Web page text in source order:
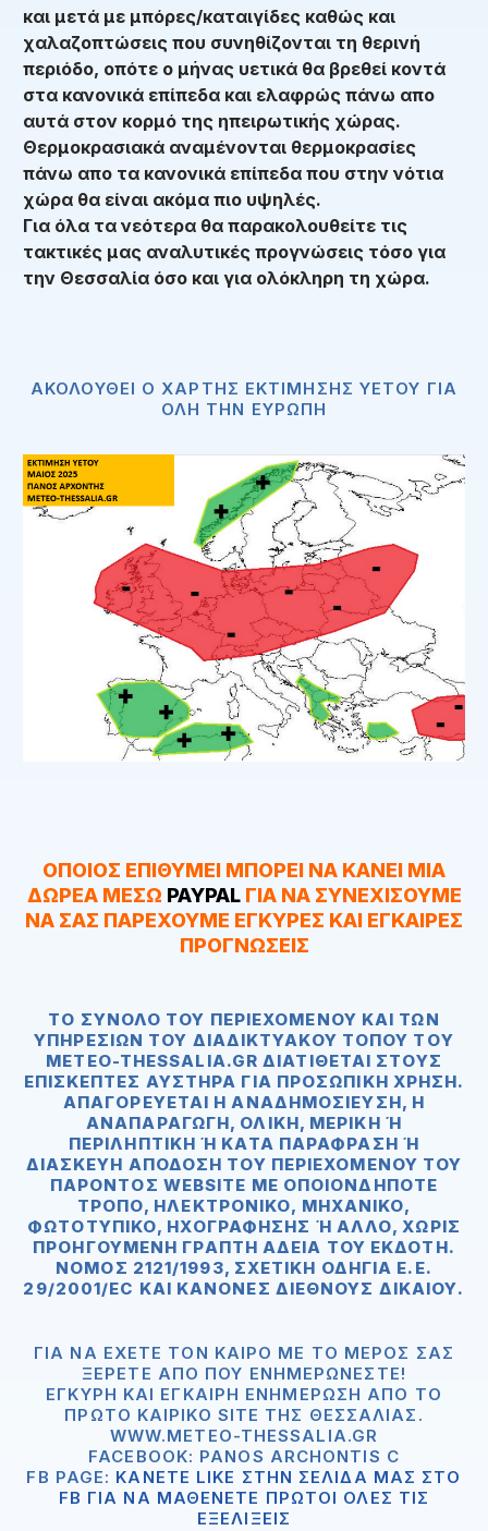
και μετά με μπόρες/καταιγίδες καθώς και
χαλαζοπτώσεις που συνηθίζονται τη θερινή
περιόδο, οπότε ο μήνας υετικά θα βρεθεί κοντά
στα κανονικά επίπεδα και ελαφρώς πάνω απο
αυτά στον κορμό της ηπειρωτικής χώρας.
Θερμοκρασιακά αναμένονται θερμοκρασίες
πάνω απο τα κανονικά επίπεδα που στην νότια
χώρα θα είναι ακόμα πιο υψηλές.
Για όλα τα νεότερα θα παρακολουθείτε τις
τακτικές μας αναλυτικές προγνώσεις τόσο για
την Θεσσαλία όσο και για ολόκληρη τη χώρα.
ΑΚΟΛΟΥΘΕΙ Ο ΧΑΡΤΗΣ ΕΚΤΙΜΗΣΗΣ ΥΕΤΟΥ ΓΙΑ
ΟΛΗ ΤΗΝ ΕΥΡΩΠΗ
ΟΠΟΙΟΣ ΕΠΙΘΥΜΕΙ ΜΠΟΡΕΙ ΝΑ ΚΑΝΕΙ ΜΙΑ
ΔΩΡΕΑ ΜΕΣΩ PAYPAL ΓΙΑ ΝΑ ΣΥΝΕΧΙΣΟΥΜΕ
ΝΑ ΣΑΣ ΠΑΡΕΧΟΥΜΕ ΕΓΚΥΡΕΣ ΚΑΙ ΕΓΚΑΙΡΕΣ
ΠΡΟΓΝΩΣΕΙΣ
ΤΟ ΣΎΝΟΛΟ ΤΟΥ ΠΕΡΙΕΧΟΜΈΝΟΥ ΚΑΙ ΤΩΝ
ΥΠΗΡΕΣΙΏΝ ΤΟΥ ΔΙΑΔΙΚΤΥΑΚΟΎ ΤΌΠΟΥ ΤOΥ
METEO-THESSALIA.GR ΔΙΑΤΊΘΕΤΑΙ ΣΤΟΥΣ
ΕΠΙΣΚΈΠΤΕΣ ΑΥΣΤΗΡΆ ΓΙΑ ΠΡΟΣΩΠΙΚΉ ΧΡΉΣΗ.
ΑΠΑΓΟΡΕΥΕΤΑΙ Η ΑΝΑΔΗΜΟΣΊΕΥΣΗ, Η
ΑΝΑΠΑΡΑΓΩΓΉ, ΟΛΙΚΉ, ΜΕΡΙΚΉ Ή Π
ΕΡΙΛΗΠΤΙΚΉ Ή ΚΑΤΆ ΠΑΡΆΦΡΑΣΗ Ή ΔΙΑ
ΣΚΕΥΉ ΑΠΌΔΟΣΗ ΤΟΥ ΠΕΡΙΕΧΟΜΈΝΟΥ ΤΟΥ ΠΑΡ
ΌΝΤΟΣ WEBSITE ΜΕ ΟΠΟΙΟΝΔΉΠΟΤΕ ΤΡΌ
ΠΟ, ΗΛΕΚΤΡΟΝΙΚΌ, ΜΗΧΑΝΙΚΌ, ΦΩΤ
ΟΤΥΠΙΚΌ, ΗΧΟΓΡΆΦΗΣΗΣ Ή ΆΛΛΟ, ΧΩΡΊΣ ΠΡΟΗ
ΓΟΎΜΕΝΗ ΓΡΑΠΤΉ ΆΔΕΙΑ ΤΟΥ ΕΚΔΌΤΗ. ΝΌΜΟ
Σ 2121/1993, ΣΧΕΤΙΚΉ ΟΔΗΓΊΑ Ε.Ε. 29/2
001/EC ΚΑΙ ΚΑΝΌΝΕΣ ΔΙΕΘΝΟΎΣ ΔΙΚΑΊΟΥ.
ΓΙΑ ΝΑ ΈΧΕΤΕ ΤΟΝ ΚΑΙΡΌ ΜΕ ΤΟ ΜΈΡΟΣ ΣΑΣ
ΞΈΡΕΤΕ ΑΠΟ ΠΟΥ ΕΝΗΜΕΡΏΝΕΣΤΕ!
ΈΓΚΥΡΗ ΚΑΙ ΈΓΚΑΙΡΗ ΕΝΗΜΈΡΩΣΗ ΑΠΟ ΤΟ
ΠΡΏΤΟ ΚΑΙΡΙΚΌ SITE ΤΗΣ ΘΕΣΣΑΛΊΑΣ.
WWW.METEO-THESSALIA.GR
FACEBOOK: PANOS ARCHONTIS C
FB PAGE: ΚΑΝΕΤΕ LIKE ΣΤΗΝ ΣΕΛΙΔΑ ΜΑΣ ΣΤΟ
FB ΓΙΑ ΝΑ ΜΑΘΕΝΕΤΕ ΠΡΩΤΟΙ ΟΛΕΣ ΤΙΣ
ΕΞΕΛΙΞΕΙΣ